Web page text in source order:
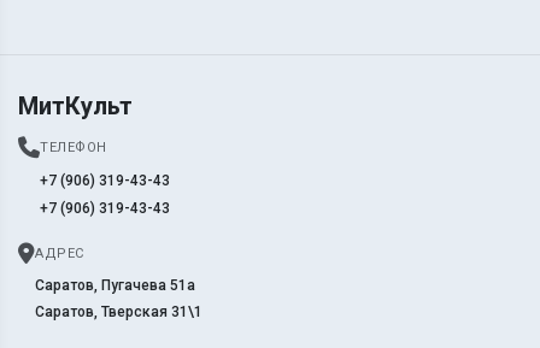
МитКульт
ТЕЛЕФОН
+7 (906) 319-43-43
+7 (906) 319-43-43
АДРЕС
Саратов, Пугачева 51а
Саратов, Тверская 31\1